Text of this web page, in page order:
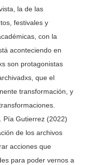
la de las
festivales y
con la
aconteciendo en
son protagonistas
que el
transformación, y
Pía Gutierrez (2022)
de los archivos
acciones que
para poder vernos a